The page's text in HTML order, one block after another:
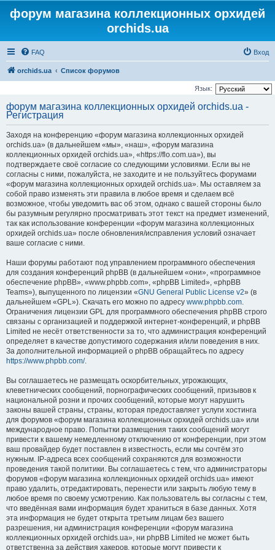
форум магазина коллекционных орхидей
orchids.ua
FAQ Вход
orchids.ua Список форумов
Язык:
форум магазина коллекционных орхидей orchids.ua -
Регистрация
Заходя на конференцию «форум магазина коллекционных орхидей
orchids.ua» (в дальнейшем «мы», «наш», «форум магазина
коллекционных орхидей orchids.ua», «https://flo.com.ua»), вы
подтверждаете своё согласие со следующими условиями. Если вы не
согласны с ними, пожалуйста, не заходите и не пользуйтесь форумами
«форум магазина коллекционных орхидей orchids.ua». Мы оставляем за
собой право изменять эти правила в любое время и сделаем всё
возможное, чтобы уведомить вас об этом, однако с вашей стороны было
бы разумным регулярно просматривать этот текст на предмет изменений,
так как использование конференции «форум магазина коллекционных
орхидей orchids.ua» после обновления/исправления условий означает
ваше согласие с ними.
Наши форумы работают под управлением программного обеспечения
для создания конференций phpBB (в дальнейшем «они», «программное
обеспечение phpBB», «www.phpbb.com», «phpBB Limited», «phpBB
Teams»), выпущенного по лицензии «GNU General Public License v2» (в
дальнейшем «GPL»). Скачать его можно по адресу www.phpbb.com.
Ограничения лицензии GPL для программного обеспечения phpBB строго
связаны с организацией и поддержкой интернет-конференций, и phpBB
Limited не несёт ответственности за то, что администрация конференций
определяет в качестве допустимого содержания и/или поведения в них.
За дополнительной информацией о phpBB обращайтесь по адресу
https://www.phpbb.com/.
Вы соглашаетесь не размещать оскорбительных, угрожающих,
клеветнических сообщений, порнографических сообщений, призывов к
национальной розни и прочих сообщений, которые могут нарушить
законы вашей страны, страны, которая предоставляет услуги хостинга
для форумов «форум магазина коллекционных орхидей orchids.ua» или
международное право. Попытки размещения таких сообщений могут
привести к вашему немедленному отключению от конференции, при этом
ваш провайдер будет поставлен в известность, если мы сочтём это
нужным. IP-адреса всех сообщений сохраняются для возможности
проведения такой политики. Вы соглашаетесь с тем, что администраторы
форумов «форум магазина коллекционных орхидей orchids.ua» имеют
право удалить, отредактировать, перенести или закрыть любую тему в
любое время по своему усмотрению. Как пользователь вы согласны с тем,
что введённая вами информация будет храниться в базе данных. Хотя
эта информация не будет открыта третьим лицам без вашего
разрешения, ни администрация конференции «форум магазина
коллекционных орхидей orchids.ua», ни phpBB Limited не может быть
ответственна за действия хакеров, которые могут привести к